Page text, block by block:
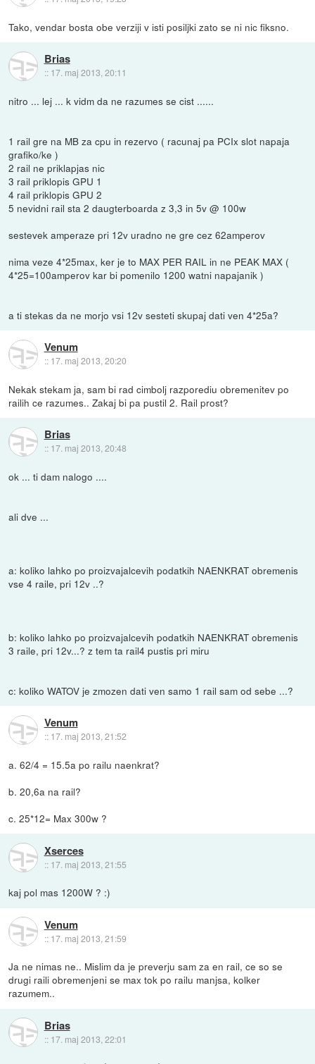
Tako, vendar bosta obe verziji v isti posiljki zato se ni nic fiksno.
Brias
:: 17. maj 2013, 20:11
nitro ... lej ... k vidm da ne razumes se cist ......
1 rail gre na MB za cpu in rezervo ( racunaj pa PCIx slot napaja
grafiko/ke )
2 rail ne priklapjas nic
3 rail priklopis GPU 1
4 rail priklopis GPU 2
5 nevidni rail sta 2 daugterboarda z 3,3 in 5v @ 100w
sestevek amperaze pri 12v uradno ne gre cez 62amperov
nima veze 4*25max, ker je to MAX PER RAIL in ne PEAK MAX (
4*25=100amperov kar bi pomenilo 1200 watni napajanik )
a ti stekas da ne morjo vsi 12v sesteti skupaj dati ven 4*25a?
Venum
:: 17. maj 2013, 20:20
Nekak stekam ja, sam bi rad cimbolj razporediu obremenitev po
railih ce razumes.. Zakaj bi pa pustil 2. Rail prost?
Brias
:: 17. maj 2013, 20:48
ok ... ti dam nalogo ....
ali dve ...
a: koliko lahko po proizvajalcevih podatkih NAENKRAT obremenis
vse 4 raile, pri 12v ..?
b: koliko lahko po proizvajalcevih podatkih NAENKRAT obremenis
3 raile, pri 12v...? z tem ta rail4 pustis pri miru
c: koliko WATOV je zmozen dati ven samo 1 rail sam od sebe ...?
Venum
:: 17. maj 2013, 21:52
a. 62/4 = 15.5a po railu naenkrat?
b. 20,6a na rail?
c. 25*12= Max 300w ?
Xserces
:: 17. maj 2013, 21:55
kaj pol mas 1200W ? :)
Venum
:: 17. maj 2013, 21:59
Ja ne nimas ne.. Mislim da je preverju sam za en rail, ce so se
drugi raili obremenjeni se max tok po railu manjsa, kolker
razumem..
Brias
:: 17. maj 2013, 22:01